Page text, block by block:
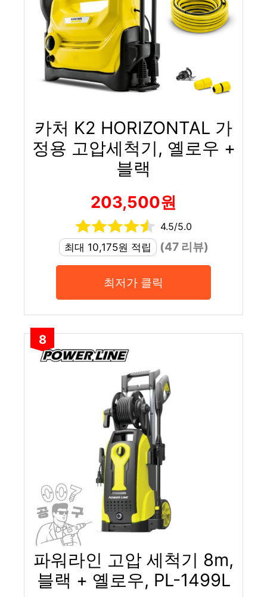
카처 K2 HORIZONTAL 가
정용 고압세척기, 옐로우 +
블랙
203,500원
4.5/5.0
최대 10,175원 적립
(47 리뷰)
최저가 클릭
8
파워라인 고압 세척기 8m,
블랙 + 옐로우, PL-1499L